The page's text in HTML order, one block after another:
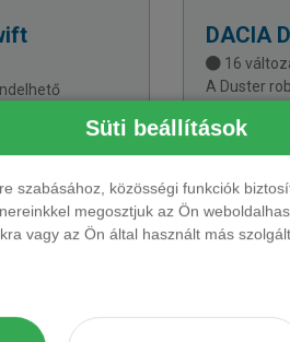
Süti beállítások
szabásához, közösségi funkciók
megosztjuk az Ön
vagy az Ön által használt más
lehet számítani.
DACIA
16
A Duster